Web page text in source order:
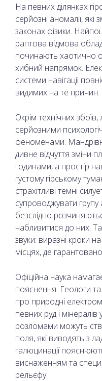
На певних ділянках
серйозні аномалії,
законах фізики.
раптова відмова
починають хаотично
хибний напрямок.
системи навігації
видимих на те причин.
Окрім технічних
серйозними
феноменами.
дивне відчуття зміни
годинами, а простір
густому гірському
страхітливі темні
супроводжувати групу
безслідно
наблизитися до них.
звуки: виразні кроки
місцях, де
Офіційна наука
пояснення. Геологи та
про природні
певних руд і
розломами можуть
поля, які виводять з
галюцинації
виснаженням та
рельєфу.